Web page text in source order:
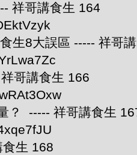
祥哥講食生 164
生8大誤區 ----- 祥哥
哥講食生 166
？ ----- 祥哥講食生
生 168